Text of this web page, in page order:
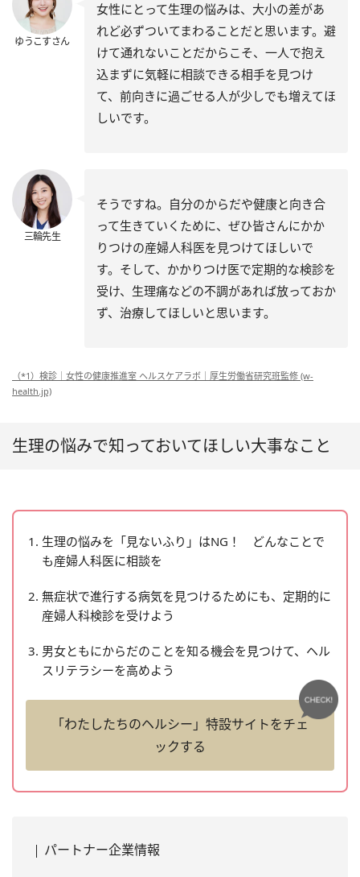
ゆうこすさん
女性にとって生理の悩みは、大小の差があ
れど必ずついてまわることだと思います。避
けて通れないことだからこそ、一人で抱え
込まずに気軽に相談できる相手を見つけ
て、前向きに過ごせる人が少しでも増えてほ
しいです。
三輪先生
そうですね。自分のからだや健康と向き合
って生きていくために、ぜひ皆さんにかか
りつけの産婦人科医を見つけてほしいで
す。そして、かかりつけ医で定期的な検診を
受け、生理痛などの不調があれば放っておか
ず、治療してほしいと思います。
（*1）検診｜女性の健康推進室 ヘルスケアラボ｜厚生労働省研究班監修 (w-
health.jp)
生理の悩みで知っておいてほしい大事なこと
生理の悩みを「見ないふり」はNG！ どんなことで
も産婦人科医に相談を
無症状で進行する病気を見つけるためにも、定期的に
産婦人科検診を受けよう
男女ともにからだのことを知る機会を見つけて、ヘル
スリテラシーを高めよう
「わたしたちのヘルシー」特設サイトをチェ
ックする
パートナー企業情報